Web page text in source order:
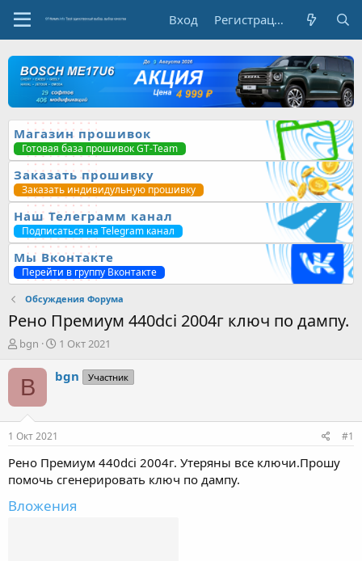
Вход Регистрация
Магазин прошивок
Готовая база прошивок GT-Team
Заказать прошивку
Заказать индивидульную прошивку
Наш Телеграмм канал
Подписаться на Telegram канал
Мы Вконтакте
Перейти в группу Вконтакте
Обсуждения Форума
Рено Премиум 440dci 2004г ключ по дампу.
А
т
о
е
м
ы
bgn
Д
т
л
1 Окт 2021
B bgn Участник
1 Окт 2021 #1
Рено Премиум 440dci 2004г. Утеряны все ключи.Прошу
помочь сгенерировать ключ по дампу.
Вложения